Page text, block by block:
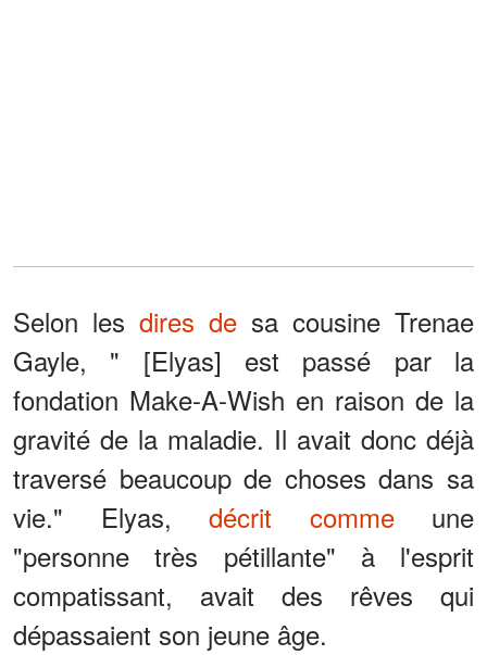
Selon les dires de sa cousine Trenae
Gayle, " [Elyas] est passé par la
fondation Make-A-Wish en raison de la
gravité de la maladie. Il avait donc déjà
traversé beaucoup de choses dans sa
vie." Elyas, décrit commeune
"personne très pétillante" à l'esprit
compatissant, avait des rêves qui
dépassaient son jeune âge.